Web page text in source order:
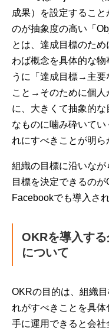
成果）を設定するこ
のが抽象度の高い「
とは、達成目標のた
わば概念を具体的な
うに「達成目標→主
こと→そのために個
に、大きくて抽象的
なものに噛み砕いて
れにすべきことが明ら
組織の目標に沿いな
目標を決定できるの
Facebookでも導入さ
OKRを導入す
について
OKRの目的は、組織
れがすべきことを具
手に運用できると会社